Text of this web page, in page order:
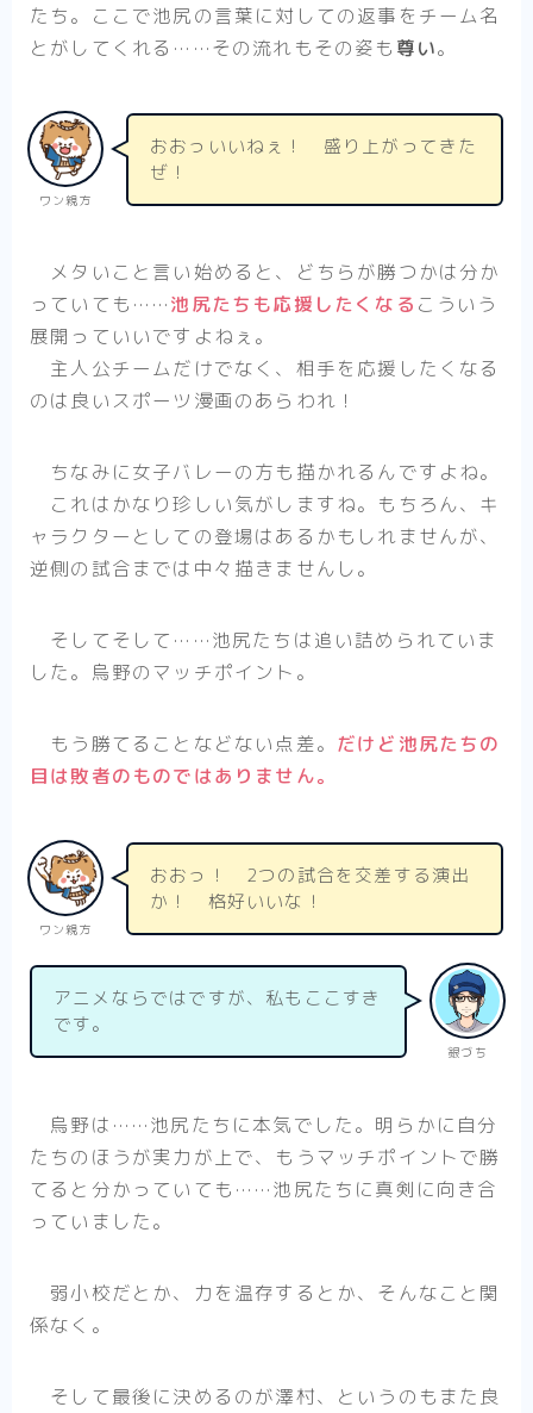
たち。ここで池尻の言葉に対しての返事をチーム名
とがしてくれる……その流れもその姿も 尊い。
ワン親方
おおっいいねぇ！ 盛り上がってきた
ぜ！
メタいこと言い始めると、どちらが勝つかは分か
っていても……池尻たちも応援したくなる こういう
展開っていいですよねぇ。
主人公チームだけでなく、相手を応援したくなる
のは良いスポーツ漫画のあらわれ！
ちなみに女子バレーの方も描かれるんですよね。
これはかなり珍しい気がしますね。もちろん、キ
ャラクターとしての登場はあるかもしれませんが、
逆側の試合までは中々描きませんし。
そしてそして……池尻たちは追い詰められていま
した。烏野のマッチポイント。
もう勝てることなどない点差。 だけど池尻たちの
目は敗者のものではありません。
ワン親方
おおっ！ 2つの試合を交差する演出
か！ 格好いいな！
銀づち
アニメならではですが、私もここすき
です。
烏野は……池尻たちに本気でした。明らかに自分
たちのほうが実力が上で、もうマッチポイントで勝
てると分かっていても……池尻たちに真剣に向き合
っていました。
弱小校だとか、力を温存するとか、そんなこと関
係なく。
そして最後に決めるのが澤村、というのもまた良